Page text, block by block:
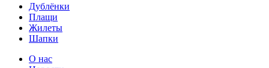
Дублёнки
Плащи
Жилеты
Шапки
О нас